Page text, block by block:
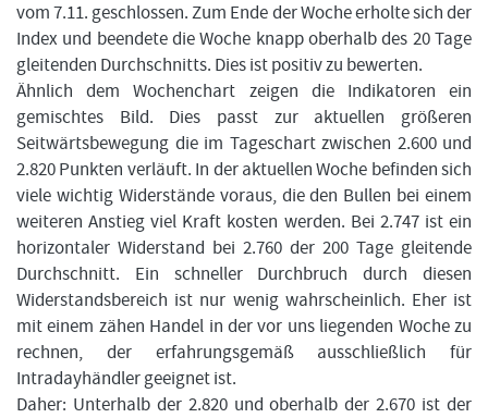
vom 7.11. geschlossen. Zum Ende der Woche erholte sich der
Index und beendete die Woche knapp oberhalb des 20 Tage
gleitenden Durchschnitts. Dies ist positiv zu bewerten.
Ähnlich dem Wochenchart zeigen die Indikatoren ein
gemischtes Bild. Dies passt zur aktuellen größeren
Seitwärtsbewegung die im Tageschart zwischen 2.600 und
2.820 Punkten verläuft. In der aktuellen Woche befinden sich
viele wichtig Widerstände voraus, die den Bullen bei einem
weiteren Anstieg viel Kraft kosten werden. Bei 2.747 ist ein
horizontaler Widerstand bei 2.760 der 200 Tage gleitende
Durchschnitt. Ein schneller Durchbruch durch diesen
Widerstandsbereich ist nur wenig wahrscheinlich. Eher ist
mit einem zähen Handel in der vor uns liegenden Woche zu
rechnen, der erfahrungsgemäß ausschließlich für
Intradayhändler geeignet ist.
Daher: Unterhalb der 2.820 und oberhalb der 2.670 ist der